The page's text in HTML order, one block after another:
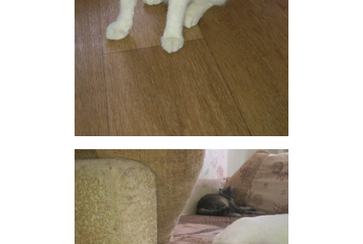
OlikANDpets
15 марта 2015 OlikANDpets
Пегасик и Вандочка с Ричи. Ванда еще не в пиарном
виде. Рановато.